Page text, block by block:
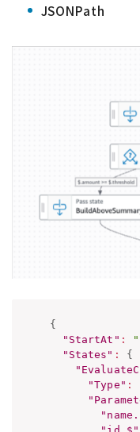
JSONPath
{
"StartAt" :
"States" :
{
"Type" :